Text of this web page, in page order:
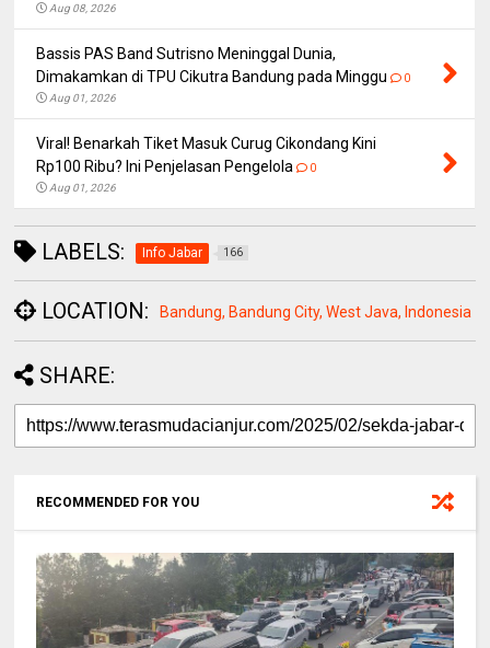
Aug 08, 2026
Bassis PAS Band Sutrisno Meninggal Dunia,
Dimakamkan di TPU Cikutra Bandung pada Minggu
0
Aug 01, 2026
Viral! Benarkah Tiket Masuk Curug Cikondang Kini
Rp100 Ribu? Ini Penjelasan Pengelola
0
Aug 01, 2026
LABELS: Info Jabar 166
LOCATION: Bandung, Bandung City, West Java, Indonesia
SHARE:
RECOMMENDED FOR YOU